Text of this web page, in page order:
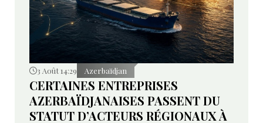
3 Août 14:29 Azerbaïdjan
CERTAINES ENTREPRISES
AZERBAÏDJANAISES PASSENT DU
STATUT D’ACTEURS RÉGIONAUX À